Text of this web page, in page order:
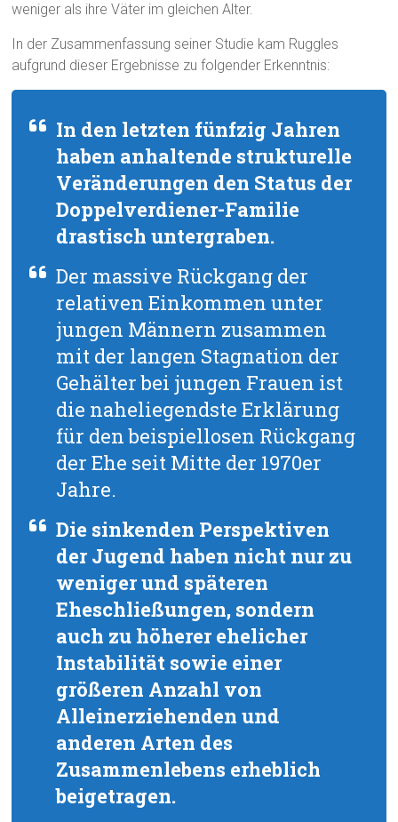
weniger als ihre Väter im gleichen Alter.
In der Zusammenfassung seiner Studie kam Ruggles
aufgrund dieser Ergebnisse zu folgender Erkenntnis:
In den letzten fünfzig Jahren
haben anhaltende strukturelle
Veränderungen den Status der
Doppelverdiener-Familie
drastisch untergraben.
Der massive Rückgang der
relativen Einkommen unter
jungen Männern zusammen
mit der langen Stagnation der
Gehälter bei jungen Frauen ist
die naheliegendste Erklärung
für den beispiellosen Rückgang
der Ehe seit Mitte der 1970er
Jahre.
Die sinkenden Perspektiven
der Jugend haben nicht nur zu
weniger und späteren
Eheschließungen, sondern
auch zu höherer ehelicher
Instabilität sowie einer
größeren Anzahl von
Alleinerziehenden und
anderen Arten des
Zusammenlebens erheblich
beigetragen.